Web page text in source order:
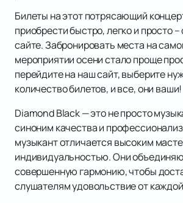
Билеты на этот потрясающий
приобрести быстро, легко и просто
сайте. Забронировать места на
мероприятии осени стало проще
перейдите на наш сайт, выберите
количество билетов, и все, они ваши!
Diamond Black — это не просто
синоним качества и
музыкант отличается высоким
индивидуальностью. Они
совершенную гармонию, чтобы
слушателям удовольствие от